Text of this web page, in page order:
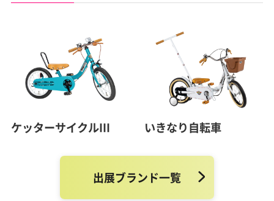
ケッターサイクルIII いきなり自転車
出展ブランド一覧